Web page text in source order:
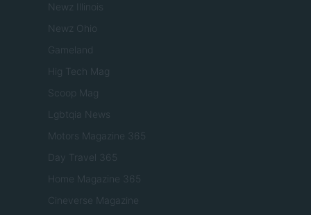
Newz Illinois
Newz Ohio
Gameland
Hig Tech Mag
Scoop Mag
Lgbtqia News
Motors Magazine 365
Day Travel 365
Home Magazine 365
Cineverse Magazine